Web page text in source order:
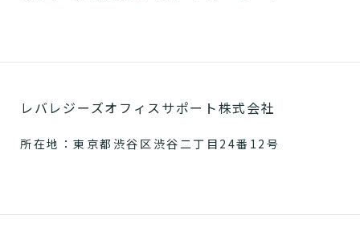
レバレジーズオフィスサポート株式会社
所在地：東京都渋谷区渋谷二丁目24番12号